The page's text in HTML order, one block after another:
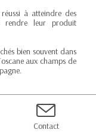
à atteindre des
rendre leur produit
bien souvent dans
aux champs de
Contact